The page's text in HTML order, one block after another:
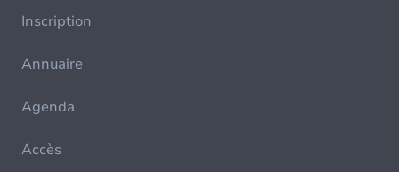
Inscription
Annuaire
Agenda
Accès